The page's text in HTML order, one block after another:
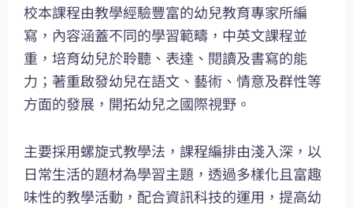
校本課程由教學經驗豐富的幼兒教育專家所編
寫，內容涵蓋不同的學習範疇，中英文課程並
重，培育幼兒於聆聽、表達、閱讀及書寫的能
力；著重啟發幼兒在語文、藝術、情意及群性等
方面的發展，開拓幼兒之國際視野。
主要採用螺旋式教學法，課程編排由淺入深，以
日常生活的題材為學習主題，透過多樣化且富趣
味性的教學活動，配合資訊科技的運用，提高幼